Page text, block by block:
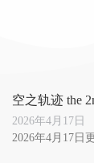
空之轨迹 the
2026年4月17日
2026年4月17日